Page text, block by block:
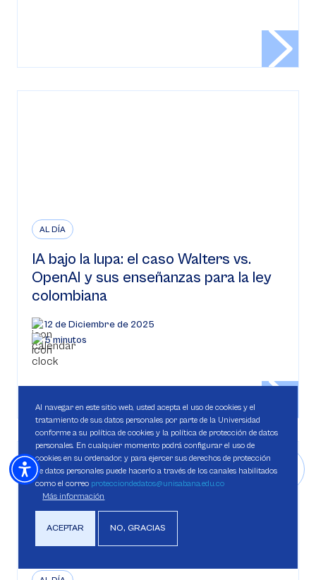
AL DÍA
IA bajo la lupa: el caso Walters vs.
OpenAI y sus enseñanzas para la ley
colombiana
12 de Diciembre de 2025
5 minutos
Al navegar en este sitio web, usted acepta el uso de cookies y el
tratamiento de sus datos personales por parte de la Universidad
conforme a su política de cookies y la política de protección de datos
personales. En cualquier momento podrá configurar el uso de
cookies en su ordenador, y para ejercer sus derechos de protección
de datos personales puede hacerlo a través de los canales habilitados
como el correo protecciondedatos@unisabana.edu.co
Más información
ACEPTAR NO, GRACIAS